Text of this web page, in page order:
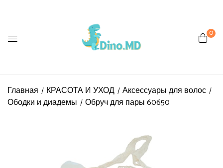
0
Главная КРАСОТА И УХОД Аксессуары для волос
Ободки и диадемы
Обруч для пары 60650